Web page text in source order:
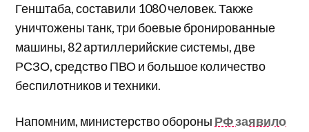
Генштаба, составили 1080 человек. Также
уничтожены танк, три боевые бронированные
машины, 82 артиллерийские системы, две
РСЗО, средство ПВО и большое количество
беспилотников и техники.
Напомним, министерство обороны РФ заявило